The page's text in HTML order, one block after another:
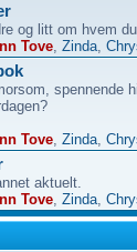
og litt om hvem
Tove, Zinda,
spennende
Tove, Zinda,
aktuelt.
Tove, Zinda,